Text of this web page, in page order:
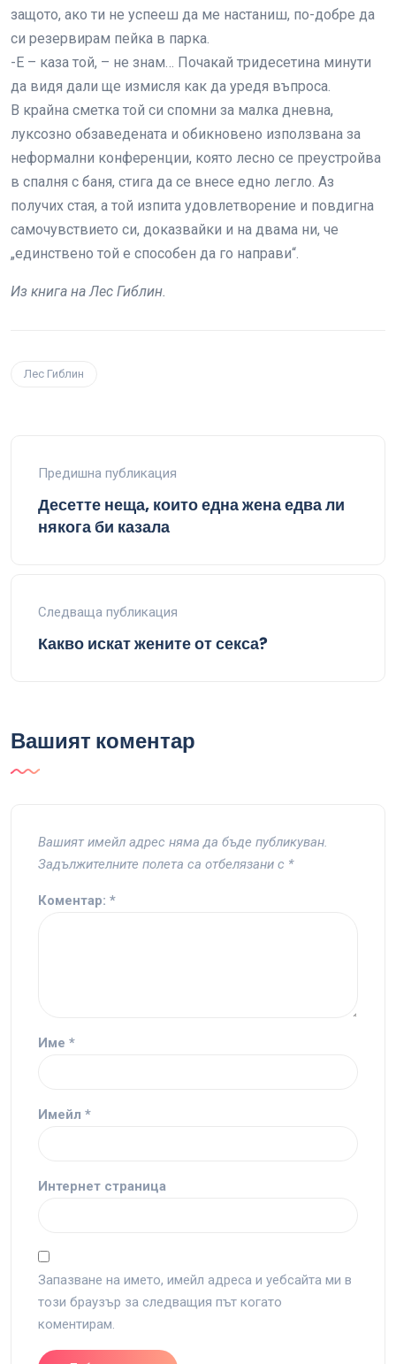
защото, ако ти не успееш да ме настаниш, по-добре да
си резервирам пейка в парка.
-Е – каза той, – не знам… Почакай тридесетина минути
да видя дали ще измисля как да уредя въпроса.
В крайна сметка той си спомни за малка дневна,
луксозно обзаведената и обикновено използвана за
неформални конференции, която лесно се преустройва
в спалня с баня, стига да се внесе едно легло. Аз
получих стая, а той изпита удовлетворение и повдигна
самочувствието си, доказвайки и на двама ни, че
„единствено той е способен да го направи“.
Из книга на Лес Гиблин.
Лес Гиблин
Предишна публикация
Десетте неща, които една жена едва ли
някога би казала
Следваща публикация
Какво искат жените от секса?
Вашият коментар
Вашият имейл адрес няма да бъде публикуван.
Задължителните полета са отбелязани с *
Коментар: *
Име *
Имейл *
Интернет страница
Запазване на името, имейл адреса и уебсайта ми в
този браузър за следващия път когато
коментирам.